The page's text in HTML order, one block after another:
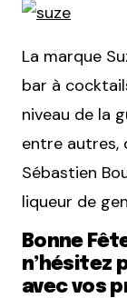
La marque
bar à
niveau de la
entre autres,
Sébastien
liqueur de
Bonne
n’hésitez
avec vos